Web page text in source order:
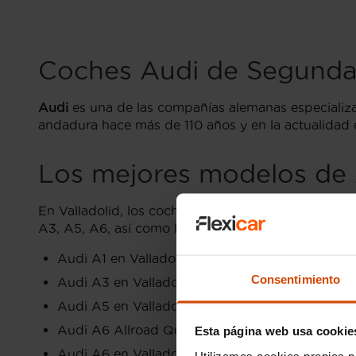
Consentimiento
Esta página web usa
Coches Audi de
Audi es una de las compañías alemanas
andadura hace más de 110 años y en la
Los mejores modelos de
En Valladolid, los coches Audi de segunda mano
A3, A5, A6, así como los SUV Q3 y Q5, ofrecen
Audi A1 en Valladolid , un utilitario premium
Audi A3 en Valladolid , un compacto elegante
Audi A5 en Valladolid , con un diseño
Audi A6 Allroad Quattro en Valladolid , una